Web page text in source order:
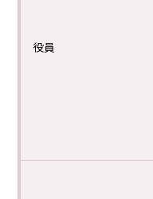
役員